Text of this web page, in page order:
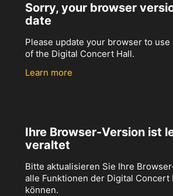
Sorry, your browser
date
Please update your browser to
of the Digital Concert Hall.
Learn more
Ihre Browser-Version ist
veraltet
Bitte aktualisieren Sie Ihre
alle Funktionen der Digital Concert
können.